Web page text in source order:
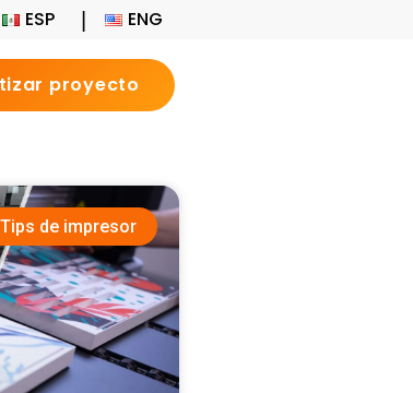
ESP ENG
proyecto
Tips de impresor